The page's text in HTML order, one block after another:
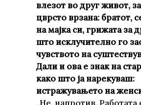
влезот во друг живот,
цврсто врзана: братот,
на мајка си, грижата за
што исклучително го
чувството на
Дали и ова е знак на
како што ја нарекуваш:
истражувањето на